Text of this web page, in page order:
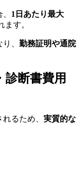
1日あたり最大
ます。
、 勤務証明や通院
断書費用
るため、 実質的な